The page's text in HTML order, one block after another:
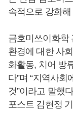
속적으로 강화
금호미쓰이화학
환경에 대한 사
화활동, 치어 방
다”며 “지역사
것”이라고 말했
포스트 김현정